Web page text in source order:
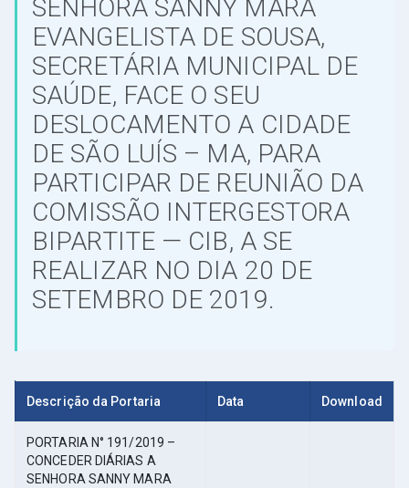
SENHORA SANNY MARA
EVANGELISTA DE SOUSA,
SECRETÁRIA MUNICIPAL DE
SAÚDE, FACE O SEU
DESLOCAMENTO A CIDADE
DE SÃO LUÍS – MA, PARA
PARTICIPAR DE REUNIÃO DA
COMISSÃO INTERGESTORA
BIPARTITE — CIB, A SE
REALIZAR NO DIA 20 DE
SETEMBRO DE 2019.
Descrição da Portaria Data Download
PORTARIA N° 191/2019 –
CONCEDER DIÁRIAS A
SENHORA SANNY MARA